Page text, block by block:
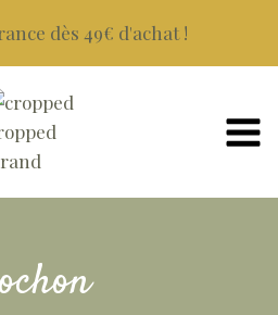
dès 49€ d'achat !